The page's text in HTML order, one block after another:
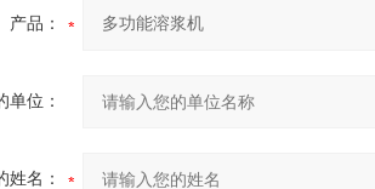
产品：
单位：
姓名：